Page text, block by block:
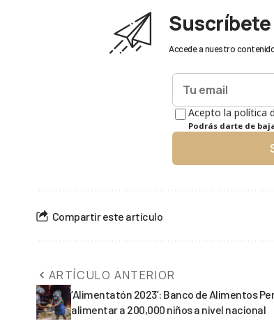
Accede a nuestro
Acepto la política
Podrás darte de
Compartir este artículo
ARTÍCULO ANTERIOR
‘Alimentatón 2023’: Banco de Alimentos
alimentar a 200,000 niños a nivel nacional